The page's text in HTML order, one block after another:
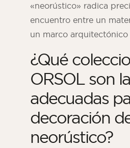
«neorústico» radica
encuentro entre un
un marco arquitectónico
¿Qué
ORSOL son
adecuadas
decoración
neorústico?